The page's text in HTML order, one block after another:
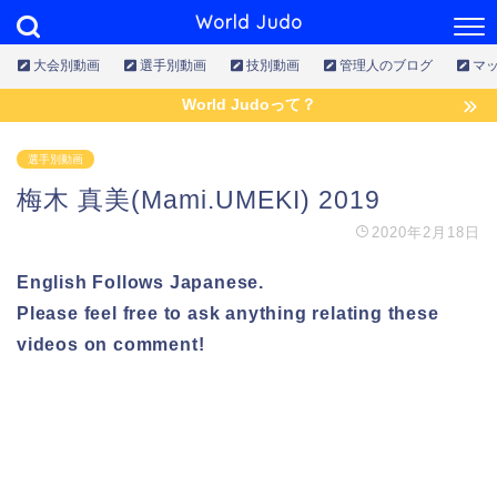
World Judo
大会別動画 選手別動画 技別動画 管理人のブログ マ
World Judoって？
選手別動画
梅木 真美(Mami.UMEKI) 2019
2020年2月18日
English Follows Japanese.
Please feel free to ask anything relating these
videos on comment!